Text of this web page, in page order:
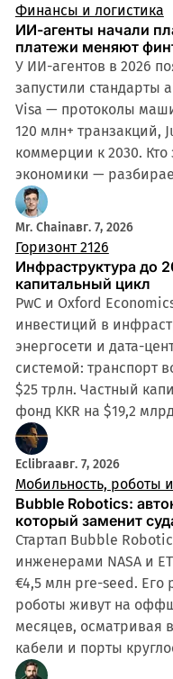
Финансы и логистика
ИИ-агенты начали
платежи меняют
У ИИ-агентов в 2026
запустили стандарты
Visa — протоколы
120 млн+ транзакций,
коммерции к 2030.
экономики —
Mr. Chainавг. 7, 2026
Горизонт 2126
Инфраструктура до
капитальный цикл
PwC и Oxford
инвестиций в
энергосети и дата-
системой: транспорт
$25 трлн. Частный
фонд KKR на $19,2
Eclibraавг. 7, 2026
Мобильность, роботы
Bubble Robotics:
который заменит
Стартап Bubble
инженерами NASA и
€4,5 млн pre-seed. Его
роботы живут на
месяцев, осматривая
кабели и порты